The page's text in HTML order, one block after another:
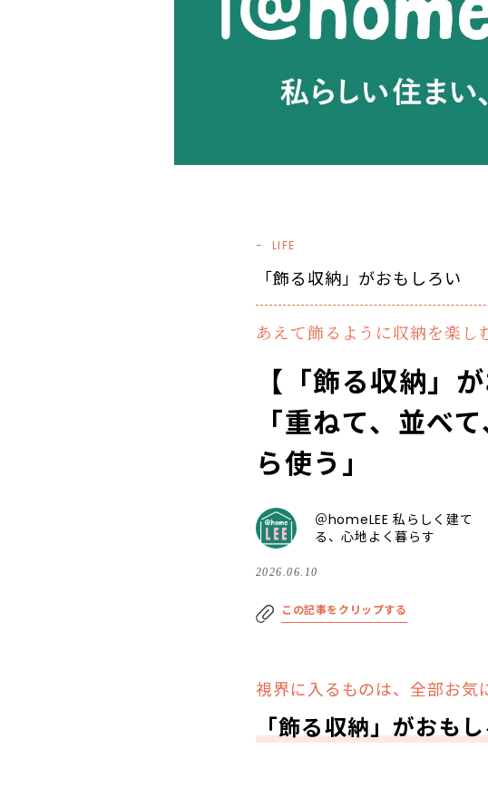
LIFE
「飾る収納」がおもしろい
あえて飾るように収納を楽し
【「飾る収納」
「重ねて、並べ
ら使う」
＠homeLEE 私らしく建て
る、心地よく暮らす
2026.06.10
この記事をクリップする
視界に入るものは、全部お気
「飾る収納」がおも